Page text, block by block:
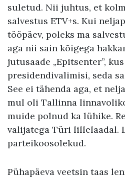
suletud. Nii juhtus, et
salvestus ETV+s. Kui
tööpäev, poleks ma
aga nii sain kõigega
jutusaade „Epitsenter”,
presidendivalimisi, seda
See ei tähenda aga, et
mul oli Tallinna
muide polnud ka lühike.
valijatega Türi lillelaadal.
parteikoosolekud.
Pühapäeva veetsin taas